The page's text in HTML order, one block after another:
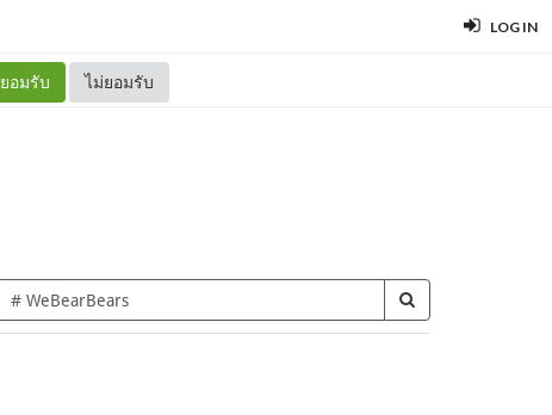
LOG IN
ยอมรับ ไม่ยอมรับ